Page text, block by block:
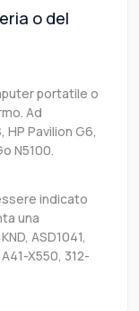
o del
portatile o
Ad
HP Pavilion G6,
N5100.
indicato
una
ASD1041,
X550, 312-